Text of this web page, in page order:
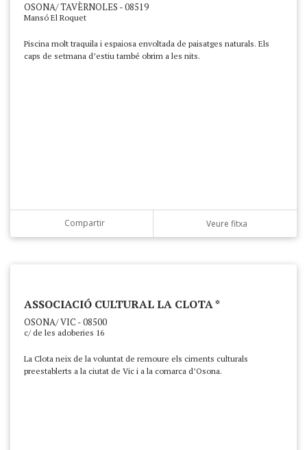
OSONA/ TAVÈRNOLES - 08519
Mansó El Roquet
Piscina molt traquila i espaiosa envoltada de paisatges naturals. Els
caps de setmana d’estiu també obrim a les nits.
Compartir Veure fitxa
ASSOCIACIÓ CULTURAL LA CLOTA *
OSONA/ VIC - 08500
c/ de les adoberies 16
La Clota neix de la voluntat de remoure els ciments culturals
preestablerts a la ciutat de Vic i a la comarca d’Osona.